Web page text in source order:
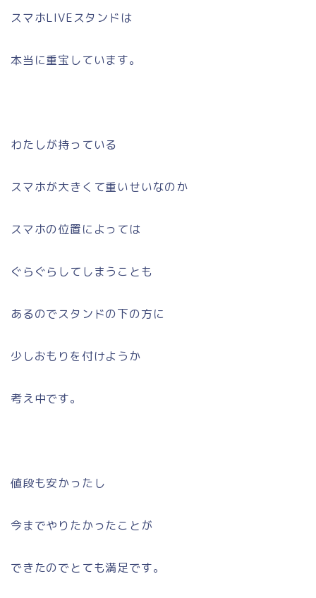
スマホLIVEスタンドは
本当に重宝しています。
わたしが持っている
スマホが大きくて重いせいなのか
スマホの位置によっては
ぐらぐらしてしまうことも
あるのでスタンドの下の方に
少しおもりを付けようか
考え中です。
値段も安かったし
今までやりたかったことが
できたのでとても満足です。